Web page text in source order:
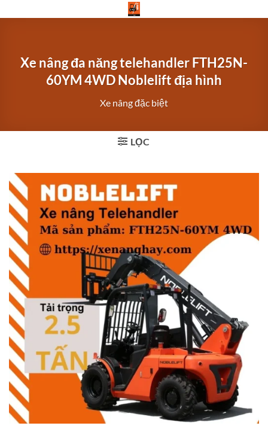
qua
Xe nâng đa năng telehandler FTH25N-
60YM 4WD Noblelift địa hình
Xe nâng đặc biệt
LỌC